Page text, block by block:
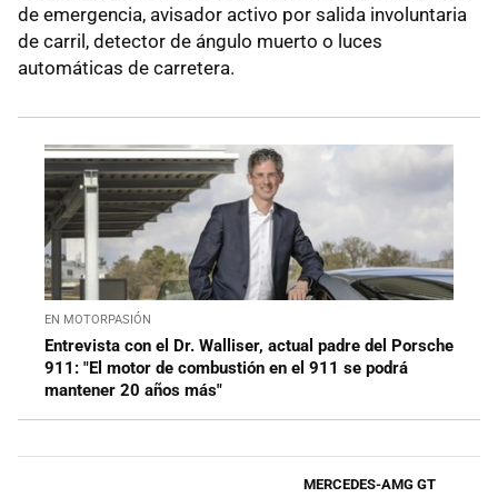
de emergencia, avisador activo por salida involuntaria
de carril, detector de ángulo muerto o luces
automáticas de carretera.
EN MOTORPASIÓN
Entrevista con el Dr. Walliser, actual padre del Porsche
911: "El motor de combustión en el 911 se podrá
mantener 20 años más"
MERCEDES-AMG GT